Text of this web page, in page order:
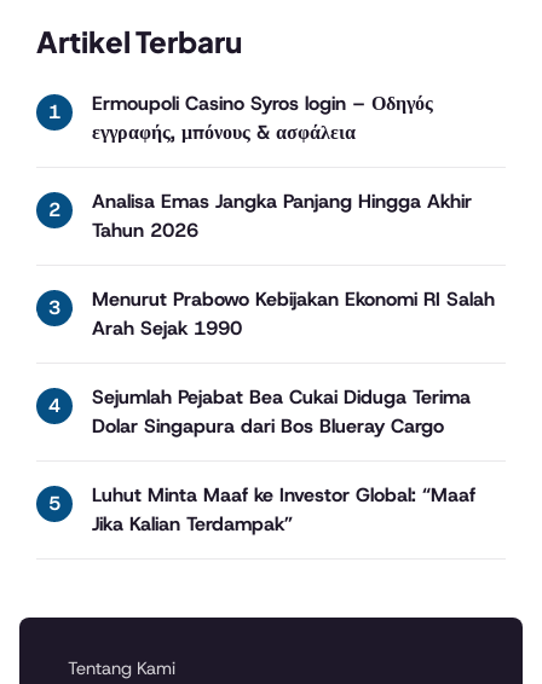
Artikel Terbaru
Ermoupoli Casino Syros login – Οδηγός
εγγραφής, μπόνους & ασφάλεια
Analisa Emas Jangka Panjang Hingga Akhir
Tahun 2026
Menurut Prabowo Kebijakan Ekonomi RI Salah
Arah Sejak 1990
Sejumlah Pejabat Bea Cukai Diduga Terima
Dolar Singapura dari Bos Blueray Cargo
Luhut Minta Maaf ke Investor Global: “Maaf
Jika Kalian Terdampak”
Tentang Kami